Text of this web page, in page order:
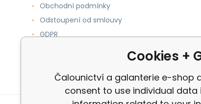
Obchodní podmínky
Odstoupení od smlouvy
GDPR
Cookies +
Čalounictví a galanterie e-shop
consent to use individual